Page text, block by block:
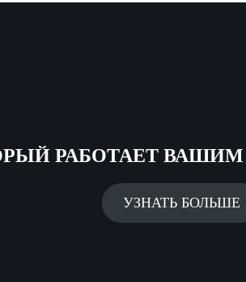
РАБОТАЕТ
УЗНАТЬ БОЛЬШЕ